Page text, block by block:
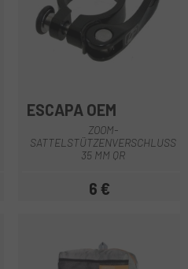
ESCAPA OEM
ZOOM-
SATTELSTÜTZENVERSCHLUSS
35 MM QR
Preis
6 €